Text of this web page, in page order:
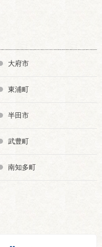
大府市
東浦町
半田市
武豊町
南知多町